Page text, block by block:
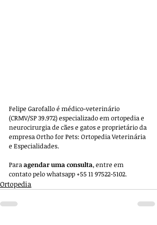
Felipe Garofallo é médico-veterinário
(CRMV/SP 39.972) especializado em ortopedia e
neurocirurgia de cães e gatos e proprietário da
empresa Ortho for Pets: Ortopedia Veterinária
e Especialidades.
Para agendar uma consulta, entre em
contato pelo whatsapp +55 11 97522-5102.
Ortopedia